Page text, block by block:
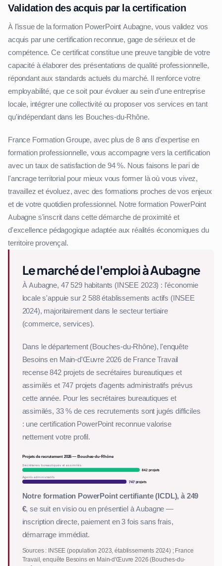
Validation des acquis par la certification
À l'issue de la formation PowerPoint Aubagne, vous validez vos
acquis par une certification reconnue, gage de sérieux et de
compétence. Ce certificat constitue une preuve tangible de votre
capacité à élaborer des présentations de qualité professionnelle,
répondant aux standards actuels du marché. Il renforce votre
employabilité, que ce soit pour évoluer au sein d'une entreprise
locale, intégrer une collectivité ou proposer vos services en tant
qu'indépendant dans les Bouches-du-Rhône.
France Formation Groupe, avec plus de 8 ans d'expertise en
formation professionnelle, vous accompagne vers la certification
avec un taux de satisfaction de 94 %. Nous faisons le pari de
l'ancrage territorial pour mieux vous former là où vous vivez,
travaillez et évoluez, avec des formations proches de vos enjeux
et de votre quotidien professionnel. Notre formation PowerPoint
Aubagne s'inscrit dans cette démarche de proximité et
d'excellence pédagogique adaptée aux réalités économiques du
territoire provençal.
Le marché de l'emploi à Aubagne
À Aubagne, 47 529 habitants (INSEE 2023) : l'économie
locale s'appuie sur 2 588 établissements actifs (INSEE
2024), majoritairement dans le secteur tertiaire
(commerce, services).
Dans le département (Bouches-du-Rhône), l'enquête
Besoins en Main-d'Œuvre 2026 de France Travail
recense 842 projets de secrétaires bureautiques et
assimilés et 747 projets d'agents administratifs prévus
cette année. Pour les secrétaires bureautiques et
assimilés, 33 % de ces recrutements sont jugés difficiles
: une certification PowerPoint reconnue valorise
nettement votre profil.
Projets de recrutement 2026 — Bouches-du-Rhône
Secrétaires bureautiques et assimilés
842 projets
Agents administratifs
747 projets
Notre formation PowerPoint certifiante (ICDL), à 249
€, se suit en visio ou en présentiel à Aubagne —
inscription directe, paiement en 3 fois sans frais,
démarrage immédiat.
Sources : INSEE (population 2023, établissements 2024) ; France
Travail, enquête Besoins en Main-d'Œuvre 2026 (Bouches-du-